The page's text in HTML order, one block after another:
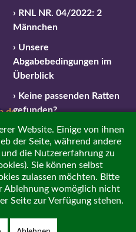
RNL NR. 04/2022: 2
Männchen
Unsere
Abgabebedingungen im
Überblick
Keine passenden Ratten
gefunden?
Website. Einige von ihnen
der Seite, während andere
die Nutzererfahrung zu
Sie können selbst
zulassen möchten. Bitte
Ablehnung womöglich nicht
Seite zur Verfügung stehen.